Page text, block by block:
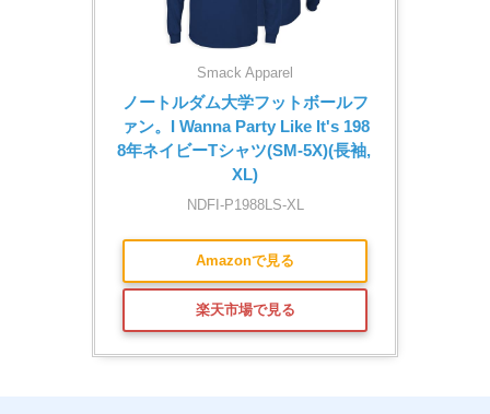
Smack Apparel
ノートルダム大学フットボールフ
ァン。I Wanna Party Like It's 198
8年ネイビーTシャツ(SM-5X)(長袖,
XL)
NDFI-P1988LS-XL
Amazonで見る
楽天市場で見る